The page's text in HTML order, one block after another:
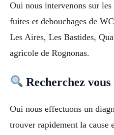
Oui nous intervenons sur les
fuites et debouchages de
Les Aires, Les Bastides,
agricole de Rognonas.
Recherchez
Oui nous effectuons un
trouver rapidement la cause